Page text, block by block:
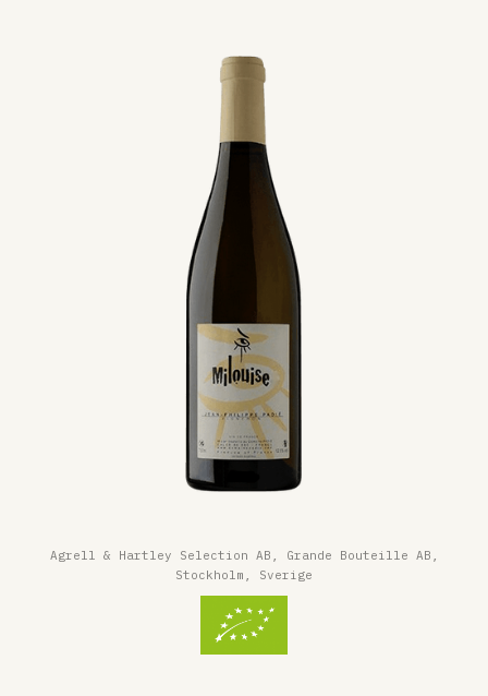
Agrell & Hartley Selection AB, Grande Bouteille AB,
Stockholm, Sverige